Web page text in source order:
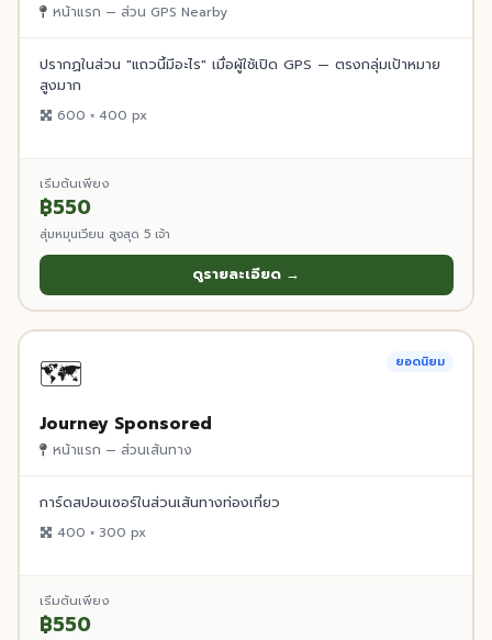
หน้าแรก — ส่วน GPS Nearby
ปรากฏในส่วน "แถวนี้มีอะไร" เมื่อผู้ใช้เปิด GPS — ตรงกลุ่มเป้าหมาย
สูงมาก
600 × 400 px
เริ่มต้นเพียง
฿550
สุ่มหมุนเวียน สูงสุด 5 เจ้า
ดูรายละเอียด →
🗺️ ยอดนิยม
Journey Sponsored
หน้าแรก — ส่วนเส้นทาง
การ์ดสปอนเซอร์ในส่วนเส้นทางท่องเที่ยว
400 × 300 px
เริ่มต้นเพียง
฿550